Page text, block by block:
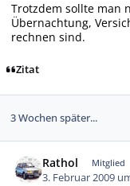
Trotzdem sollte man
Übernachtung,
rechnen sind.
Zitat
3 Wochen später...
Rathol Mitglied
3. Februar 2009